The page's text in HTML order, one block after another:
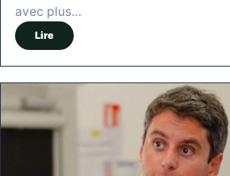
avec plus…
Lire